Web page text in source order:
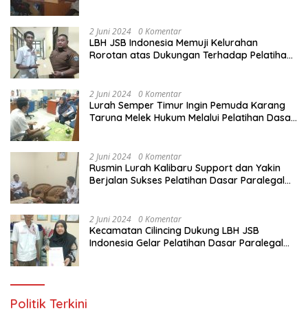
2 Juni 2024 0 Komentar
LBH JSB Indonesia Memuji Kelurahan
Rorotan atas Dukungan Terhadap Pelatihan
2 Juni 2024 0 Komentar
Lurah Semper Timur Ingin Pemuda Karang
Taruna Melek Hukum Melalui Pelatihan Dasar
2 Juni 2024 0 Komentar
Rusmin Lurah Kalibaru Support dan Yakin
Berjalan Sukses Pelatihan Dasar Paralegal
2 Juni 2024 0 Komentar
Kecamatan Cilincing Dukung LBH JSB
Indonesia Gelar Pelatihan Dasar Paralegal
Politik Terkini